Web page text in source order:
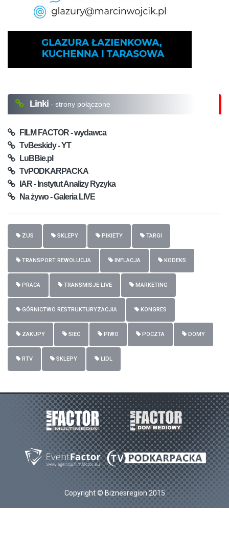
Linki - strony połączone
FILM FACTOR - wydawca
TvBeskidy - YT
LuBBie.pl
TvPODKARPACKA
IAR - Instytut Analizy Ryzyka
Na żywo - Galeria LIVE
ZUS SKLEPY PIKIETY TARGI
TRANSPORT REWOLUCJA INFLACJA KODEKS
PRACA TRANSMISJE LIVE MARKETING
GÓRNICTWO RESTRUKTURYZACJIA KONGRES
ZAKUPY SIEC PIWO POCZTA DOMY
RTV SKLEPY LIDL
Copyright © Biznesregion 2015